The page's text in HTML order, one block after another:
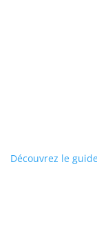
Découvrez le